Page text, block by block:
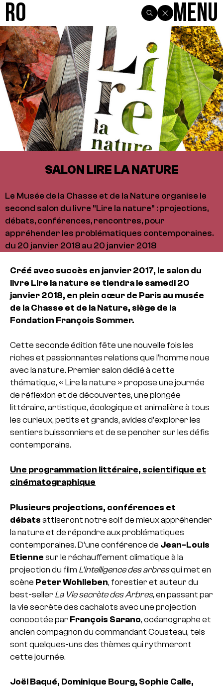
R0 Menu
SALON LIRE LA NATURE
Le Musée de la Chasse et de la Nature organise le
second salon du livre "Lire la nature" : projections,
débats, conférences, rencontres, pour
appréhender les problématiques contemporaines.
du 20 janvier 2018 au 20 janvier 2018
Créé avec succès en janvier 2017, le salon du
livre Lire la nature se tiendra le samedi 20
janvier 2018, en plein cœur de Paris au musée
de la Chasse et de la Nature, siège de la
Fondation François Sommer.
Cette seconde édition fête une nouvelle fois les
riches et passionnantes relations que l’homme noue
avec la nature. Premier salon dédié à cette
thématique, « Lire la nature » propose une journée
de réflexion et de découvertes, une plongée
littéraire, artistique, écologique et animalière à tous
les curieux, petits et grands, avides d’explorer les
sentiers buissonniers et de se pencher sur les défis
contemporains.
Une programmation littéraire, scientifique et
cinématographique
Plusieurs projections, conférences et
débats attiseront notre soif de mieux appréhender
la nature et de répondre aux problématiques
contemporaines. D’une conférence de Jean-Louis
Etienne sur le réchauffement climatique à la
projection du film L’intelligence des arbresqui met en
scène Peter Wohlleben, forestier et auteur du
best-seller La Vie secrète des Arbres,en passant par
la vie secrète des cachalots avec une projection
concoctée par François Sarano, océanographe et
ancien compagnon du commandant Cousteau, tels
sont quelques-uns des thèmes qui rythmeront
cette journée.
Joël Baqué, Dominique Bourg, Sophie Calle,